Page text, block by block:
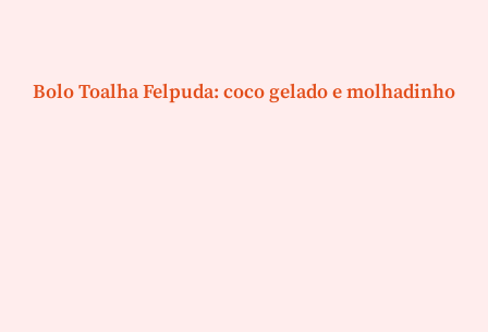
Bolo Toalha Felpuda: coco gelado e molhadinho